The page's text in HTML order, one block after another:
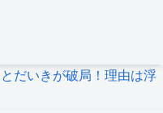
だいきが破局！理由は浮